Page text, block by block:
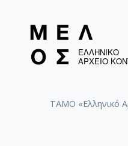
ΤΑΜΟ «Ελληνικό